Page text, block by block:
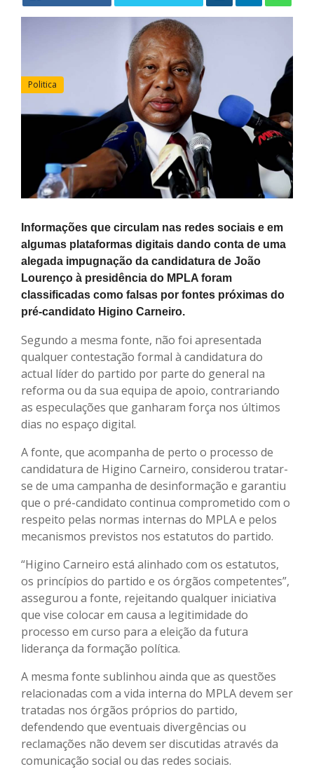
Politica
Informações que circulam nas redes sociais e em
algumas plataformas digitais dando conta de uma
alegada impugnação da candidatura de João
Lourenço à presidência do MPLA foram
classificadas como falsas por fontes próximas do
pré-candidato Higino Carneiro.
Segundo a mesma fonte, não foi apresentada
qualquer contestação formal à candidatura do
actual líder do partido por parte do general na
reforma ou da sua equipa de apoio, contrariando
as especulações que ganharam força nos últimos
dias no espaço digital.
A fonte, que acompanha de perto o processo de
candidatura de Higino Carneiro, considerou tratar-
se de uma campanha de desinformação e garantiu
que o pré-candidato continua comprometido com o
respeito pelas normas internas do MPLA e pelos
mecanismos previstos nos estatutos do partido.
“Higino Carneiro está alinhado com os estatutos,
os princípios do partido e os órgãos competentes”,
assegurou a fonte, rejeitando qualquer iniciativa
que vise colocar em causa a legitimidade do
processo em curso para a eleição da futura
liderança da formação política.
A mesma fonte sublinhou ainda que as questões
relacionadas com a vida interna do MPLA devem ser
tratadas nos órgãos próprios do partido,
defendendo que eventuais divergências ou
reclamações não devem ser discutidas através da
comunicação social ou das redes sociais.